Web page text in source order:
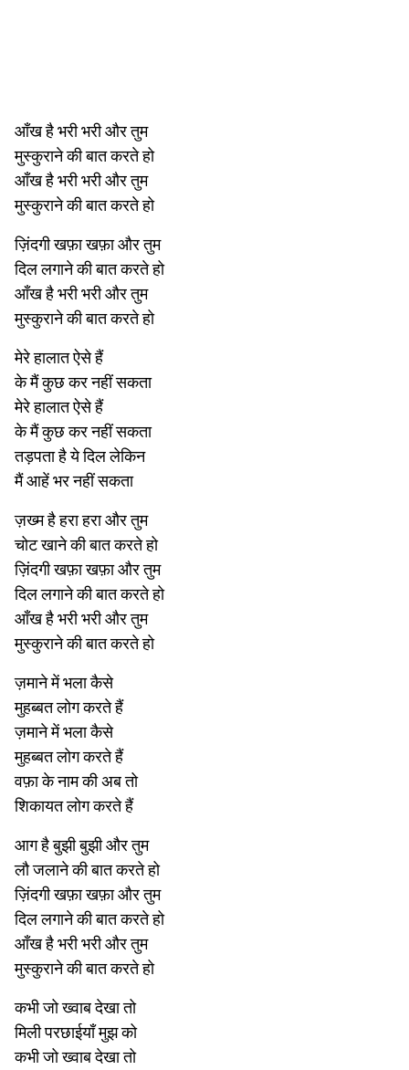
आँख है भरी भरी और तुम
मुस्कुराने की बात करते हो
आँख है भरी भरी और तुम
मुस्कुराने की बात करते हो
ज़िंदगी खफ़ा खफ़ा और तुम
दिल लगाने की बात करते हो
आँख है भरी भरी और तुम
मुस्कुराने की बात करते हो
मेरे हालात ऐसे हैं
के मैं कुछ कर नहीं सकता
मेरे हालात ऐसे हैं
के मैं कुछ कर नहीं सकता
तड़पता है ये दिल लेकिन
मैं आहें भर नहीं सकता
ज़ख्म है हरा हरा और तुम
चोट खाने की बात करते हो
ज़िंदगी खफ़ा खफ़ा और तुम
दिल लगाने की बात करते हो
आँख है भरी भरी और तुम
मुस्कुराने की बात करते हो
ज़माने में भला कैसे
मुहब्बत लोग करते हैं
ज़माने में भला कैसे
मुहब्बत लोग करते हैं
वफ़ा के नाम की अब तो
शिकायत लोग करते हैं
आग है बुझी बुझी और तुम
लौ जलाने की बात करते हो
ज़िंदगी खफ़ा खफ़ा और तुम
दिल लगाने की बात करते हो
आँख है भरी भरी और तुम
मुस्कुराने की बात करते हो
कभी जो ख्वाब देखा तो
मिली परछाईयाँ मुझ को
कभी जो ख्वाब देखा तो